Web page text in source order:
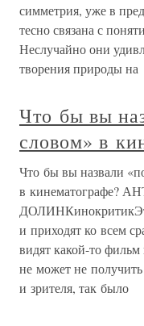
симметрия, уже в
тесно связана с
Неслучайно они
творения природы на
Что бы вы
словом» в
Что бы вы назвали
в кинематографе?
и приходят ко всем
видят какой-то
не может не
и зрителя, так было